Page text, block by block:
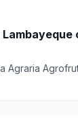
Agraria